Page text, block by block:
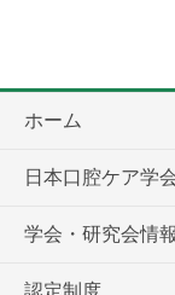
ホーム
日本口腔ケア学
学会・研究会情報